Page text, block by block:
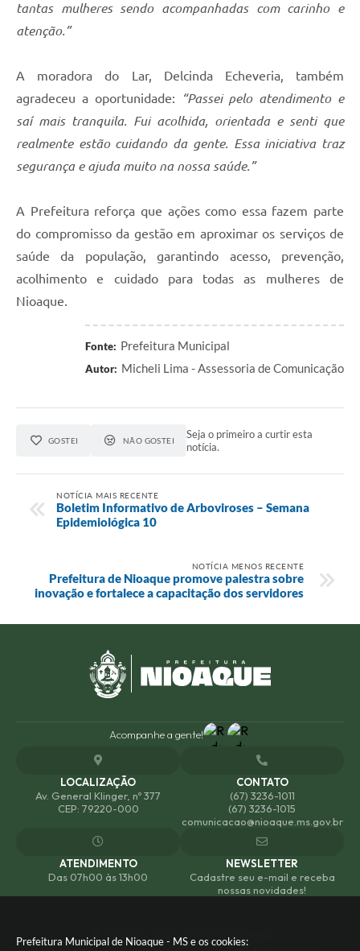
Prefeitura Municipal de Nioaque - MS e os cookies:
tantas mulheres sendo acompanhadas com carinho e
atenção.”
A moradora do Lar, Delcinda Echeveria, também
agradeceu a oportunidade: “Passei pelo atendimento e
saí mais tranquila. Fui acolhida, orientada e senti que
realmente estão cuidando da gente. Essa iniciativa traz
segurança e ajuda muito na nossa saúde.”
A Prefeitura reforça que ações como essa fazem parte
do compromisso da gestão em aproximar os serviços de
saúde da população, garantindo acesso, prevenção,
acolhimento e cuidado para todas as mulheres de
Nioaque.
Fonte: Prefeitura Municipal
Autor: Micheli Lima - Assessoria de Comunicação
GOSTEI NÃO GOSTEI
Seja o primeiro a curtir esta
notícia.
NOTÍCIA MAIS RECENTE
Boletim Informativo de Arboviroses – Semana
Epidemiológica 10
NOTÍCIA MENOS RECENTE
Prefeitura de Nioaque promove palestra sobre
inovação e fortalece a capacitação dos servidores
Acompanhe a gente!
LOCALIZAÇÃO
Av. General Klinger, nº 377
CEP: 79220-000
CONTATO
(67) 3236-1011
(67) 3236-1015
comunicacao@nioaque.ms.gov.br
ATENDIMENTO
Das 07h00 às 13h00
NEWSLETTER
Cadastre seu e-mail e receba
nossas novidades!
Versão do Sistema:
3.5.3 - 19/06/2026